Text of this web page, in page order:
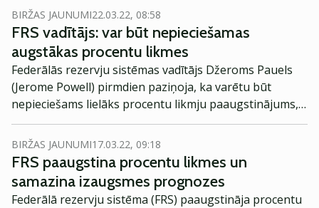
gada beigām palīdzētu nostādīt Amerikas Savienoto
Valstu (ASV) monetāro politiku neitrālākā pozīcijā, ziņo
Reuters.
BIRŽAS JAUNUMI22.03.22, 08:58
FRS vadītājs: var būt nepieciešamas
augstākas procentu likmes
Federālās rezervju sistēmas vadītājs Džeroms Pauels
(Jerome Powell) pirmdien paziņoja, ka varētu būt
nepieciešams lielāks procentu likmju paaugstinājums,
nekā sākotnēji plānots, lai ierobežotu inflāciju.
BIRŽAS JAUNUMI17.03.22, 09:18
FRS paaugstina procentu likmes un
samazina izaugsmes prognozes
Federālā rezervju sistēma (FRS) paaugstināja procentu